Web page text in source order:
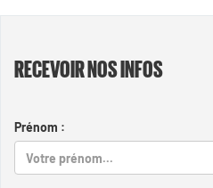
RECEVOIR NOS INFOS
Prénom :